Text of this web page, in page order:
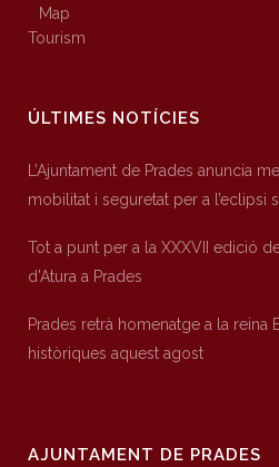
Map
Tourism
ÚLTIMES NOTÍCIES
L’Ajuntament de Prades anuncia
mobilitat i seguretat per a l’eclipsi
Tot a punt per a la XXXVII edició
d’Atura a Prades
Prades retrà homenatge a la reina
històriques aquest agost
AJUNTAMENT DE PRADES